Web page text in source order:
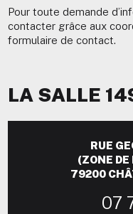
Pour toute demande
contacter grâce aux
formulaire de contact.
LA SALLE
RUE
(ZONE
79200
07